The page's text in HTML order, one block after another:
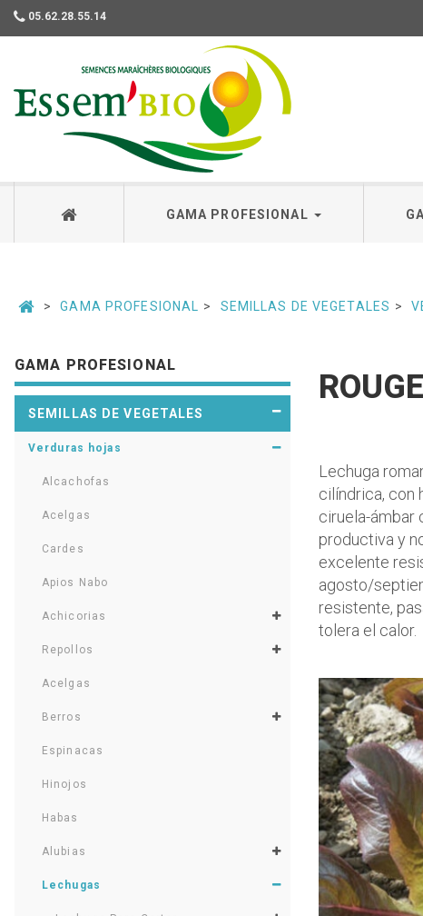
05.62.28.55.14
GAMA PROFESIONAL
GAMA PROFESIONAL SEMILLAS DE VEGETALES
GAMA PROFESIONAL
SEMILLAS DE VEGETALES
Verduras hojas
Alcachofas
Acelgas
Cardes
Apios Nabo
Achicorias
Repollos
Acelgas
Berros
Espinacas
Hinojos
Habas
Alubias
Lechugas
Lechuga
cilíndrica, con
ciruela-ámbar
productiva y
excelente
agosto/
resistente,
tolera el calor.